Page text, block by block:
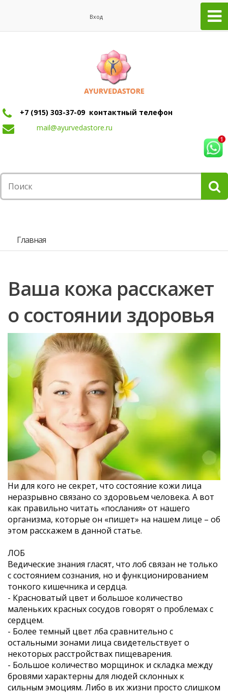
Вход
+7 (915) 303-37-09 контактный телефон
mail@ayurvedastore.ru
Главная
Ваша кожа расскажет
о состоянии здоровья
Ни для кого не секрет, что состояние кожи лица
неразрывно связано со здоровьем человека. А вот
как правильно читать «послания» от нашего
организма, которые он «пишет» на нашем лице – об
этом расскажем в данной статье.
ЛОБ
Ведические знания гласят, что лоб связан не только
с состоянием сознания, но и функционированием
тонкого кишечника и сердца.
- Красноватый цвет и большое количество
маленьких красных сосудов говорят о проблемах с
сердцем.
- Более темный цвет лба сравнительно с
остальными зонами лица свидетельствует о
некоторых расстройствах пищеварения.
- Большое количество морщинок и складка между
бровями характерны для людей склонных к
сильным эмоциям. Либо в их жизни просто слишком